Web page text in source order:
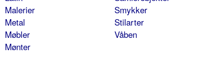
Malerier
Metal
Møbler
Mønter
Smykker
Stilarter
Våben